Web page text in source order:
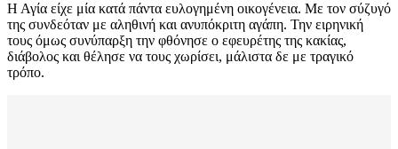
Η Αγία είχε μία κατά πάντα ευλογημένη οικογένεια. Με τον σύζυγό
της συνδεόταν με αληθινή και ανυπόκριτη αγάπη. Την ειρηνική
τους όμως συνύπαρξη την φθόνησε ο εφευρέτης της κακίας,
διάβολος και θέλησε να τους χωρίσει, μάλιστα δε με τραγικό
τρόπο.